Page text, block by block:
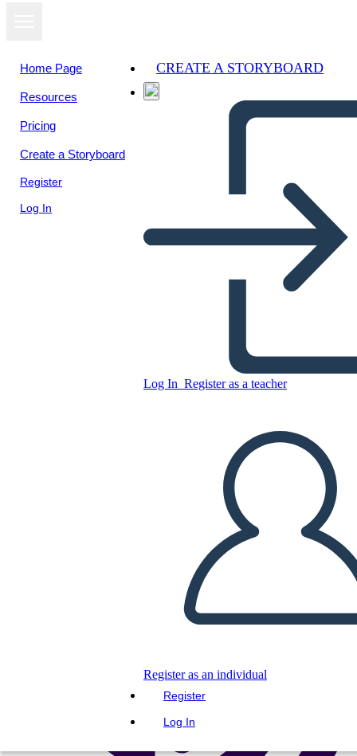
Home Page
Resources
Pricing
Create a Storyboard
Register
Log In
CREATE A STORYBOARD
Log In Register as a teacher
Register as an individual
Register
Log In
Untitled Storyboard
CREATE A STORYBOARD
PLAY SLIDESHOW
READ TO ME
View as
slideshow